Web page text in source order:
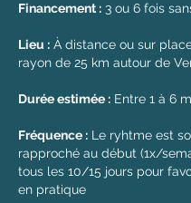
Financement : 3 ou 6 fois
Lieu : À distance ou sur
rayon de 25 km autour de
Durée estimée : Entre 1 à 6
Fréquence : Le ryhtme est
rapproché au début (1x/
tous les 10/15 jours pour
en pratique